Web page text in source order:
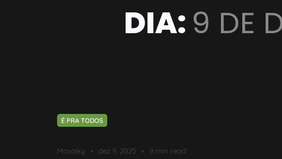
DIA: 9 DE
É PRA TODOS
Mosaiky dez 9, 2025 9 min read